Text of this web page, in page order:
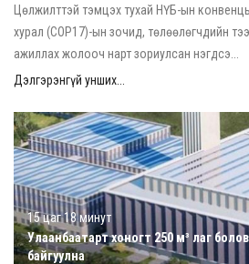
Цөлжилттэй тэмцэх тухай НҮБ-ын
хурал (COP17)-ын зочид, төлөөлөгчдийн
ажиллах жолооч нарт зориулсан нэгдсэ...
Дэлгэрэнгүй унших...
15 цаг 18 минут
Улаанбаатарт хоногт 250 м³ лаг
байгуулна